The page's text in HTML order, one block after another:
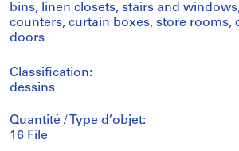
bins, linen closets, stairs and
counters, curtain boxes, store rooms,
doors
Classification:
dessins
Quantité / Type d’objet:
16 File